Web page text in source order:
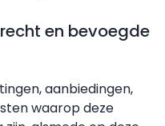
en bevoegde
aanbiedingen,
waarop deze